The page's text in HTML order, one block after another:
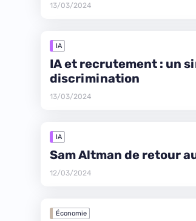
13/03/2024
IA
IA et recrutement : un
discrimination
13/03/2024
IA
Sam Altman de retour
12/03/2024
Économie